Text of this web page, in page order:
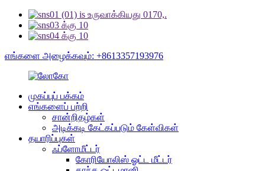
எங்களை அழைக்கவும்: +8613357193976
முகப்புப் பக்கம்
எங்களைப் பற்றி
சான்றிதழ்கள்
அடிக்கடி கேட்கப்படும் கேள்விகள்
தயாரிப்புகள்
ஃப்ளோமீட்டர்
கோரியோலிஸ் ஓட்ட மீட்டர்